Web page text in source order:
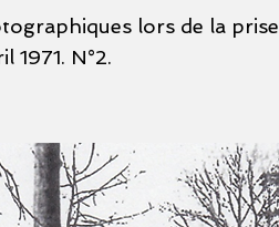
lors de la prise
1971. N°2.